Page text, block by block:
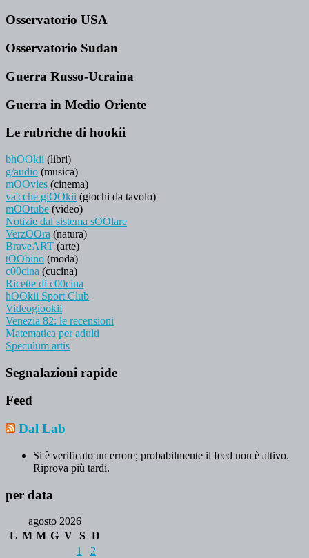
Osservatorio USA
Osservatorio Sudan
Guerra Russo-Ucraina
Guerra in Medio Oriente
Le rubriche di hookii
bhOOkii (libri)
g/audio (musica)
mOOvies (cinema)
va'cche giOOkii (giochi da tavolo)
mOOtube (video)
Notizie dal sistema sOOlare
VerzOOra (natura)
BraveART (arte)
tOObino (moda)
c00cina (cucina)
Ricette di c00cina
hOOkii Sport Club
Videogiookii
Venezia 82: le recensioni
Matematica per adulti
Speculum artis
Segnalazioni rapide
Feed
Dal Lab
Si è verificato un errore; probabilmente il feed non è attivo.
Riprova più tardi.
per data
agosto 2026
L M M G V S D
1
2